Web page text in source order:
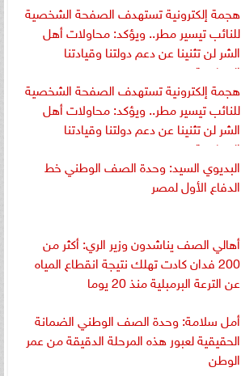
هجمة إلكترونية تستهدف الصفحة الشخصية
للنائب تيسير مطر.. ويؤكد: محاولات أهل
الشر لن تثنينا عن دعم دولتنا وقيادتنا
السياسية
هجمة إلكترونية تستهدف الصفحة الشخصية
للنائب تيسير مطر.. ويؤكد: محاولات أهل
الشر لن تثنينا عن دعم دولتنا وقيادتنا
السياسية
البديوي السيد: وحدة الصف الوطني خط
الدفاع الأول لمصر
أهالي الصف يناشدون وزير الري: أكثر من
200 فدان كادت تهلك نتيجة انقطاع المياه
عن الترعة البرمبلية منذ 20 يوما
أمل سلامة: وحدة الصف الوطني الضمانة
الحقيقية لعبور هذه المرحلة الدقيقة من عمر
الوطن